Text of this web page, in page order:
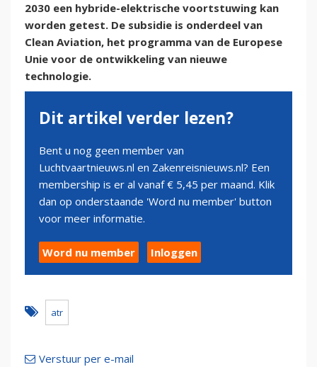
2030 een hybride-elektrische voortstuwing kan
worden getest. De subsidie is onderdeel van
Clean Aviation, het programma van de Europese
Unie voor de ontwikkeling van nieuwe
technologie.
Dit artikel verder lezen?
Bent u nog geen member van
Luchtvaartnieuws.nl en Zakenreisnieuws.nl? Een
membership is er al vanaf € 5,45 per maand. Klik
dan op onderstaande 'Word nu member' button
voor meer informatie.
Word nu member Inloggen
atr
Verstuur per e-mail